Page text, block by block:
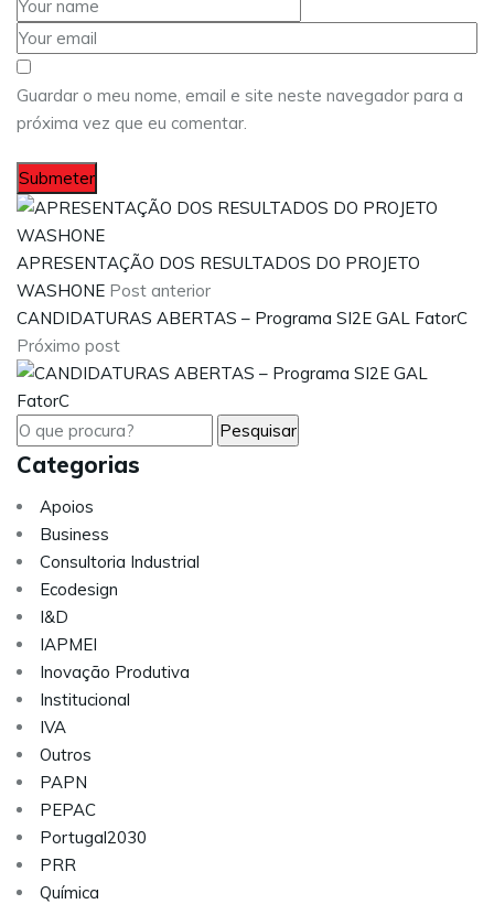
Guardar o meu nome, email e site neste navegador para a
próxima vez que eu comentar.
APRESENTAÇÃO DOS RESULTADOS DO PROJETO
WASHONE Post anterior
CANDIDATURAS ABERTAS – Programa SI2E GAL FatorC
Próximo post
Categorias
Apoios
Business
Consultoria Industrial
Ecodesign
I&D
IAPMEI
Inovação Produtiva
Institucional
IVA
Outros
PAPN
PEPAC
Portugal2030
PRR
Química